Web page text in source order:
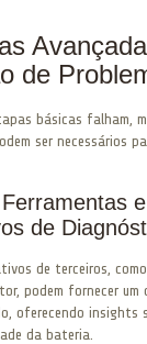
de
básicas falham,
ser necessários
e
de
de terceiros,
podem fornecer um
oferecendo insights
da bateria.